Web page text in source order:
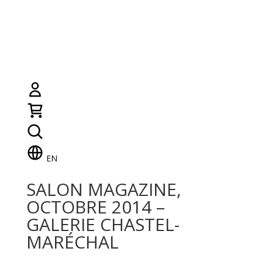
EN
SALON MAGAZINE,
OCTOBRE 2014 –
GALERIE CHASTEL-
MARÉCHAL